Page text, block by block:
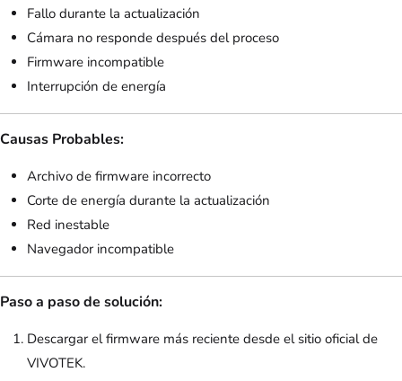
Fallo durante la actualización
Cámara no responde después del proceso
Firmware incompatible
Interrupción de energía
Causas Probables:
Archivo de firmware incorrecto
Corte de energía durante la actualización
Red inestable
Navegador incompatible
Paso a paso de solución:
Descargar el firmware más reciente desde el sitio oficial de
VIVOTEK.